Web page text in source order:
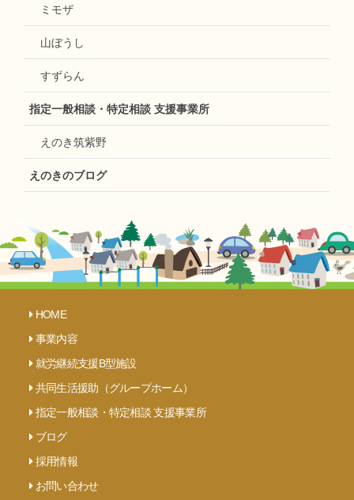
ミモザ
山ぼうし
すずらん
指定一般相談・特定相談 支援事業所
えのき筑紫野
えのきのブログ
HOME
事業内容
就労継続支援B型施設
共同生活援助（グループホーム）
指定一般相談・特定相談 支援事業所
ブログ
採用情報
お問い合わせ